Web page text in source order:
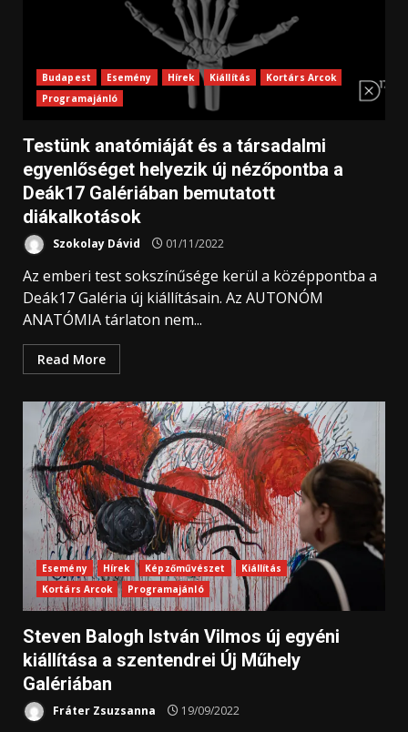
Budapest Esemény Hírek Kiállítás
Kortárs Arcok
Programajánló
Testünk anatómiáját és a társadalmi
egyenlőséget helyezik új nézőpontba a
Deák17 Galériában bemutatott
diákalkotások
Szokolay Dávid 01/11/2022
Az emberi test sokszínűsége kerül a középpontba a
Deák17 Galéria új kiállításain. Az AUTONÓM
ANATÓMIA tárlaton nem...
Read More
Esemény Hírek Képzőművészet
Kiállítás
Kortárs Arcok
Programajánló
Steven Balogh István Vilmos új egyéni
kiállítása a szentendrei Új Műhely
Galériában
Fráter Zsuzsanna 19/09/2022